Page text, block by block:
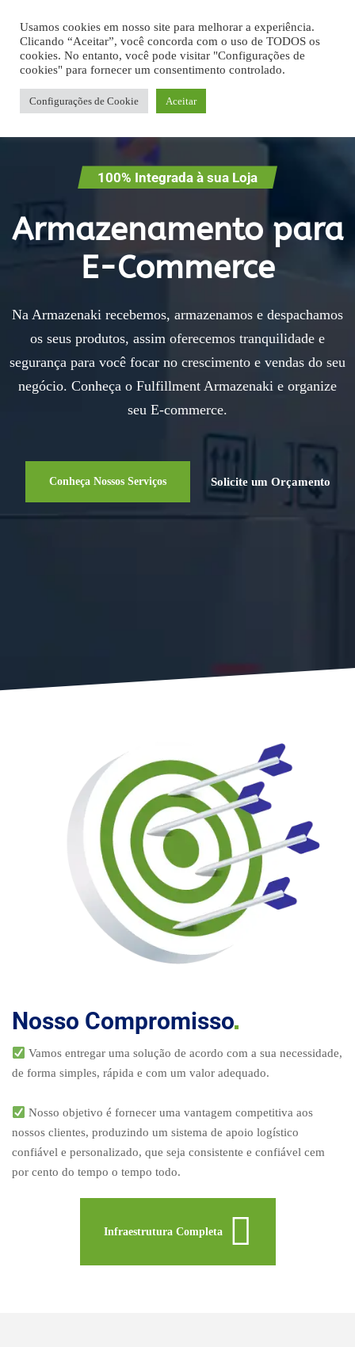
100% Integrada à sua Loja
Armazenamento para
E-Commerce
Na Armazenaki recebemos, armazenamos e despachamos
os seus produtos, assim oferecemos tranquilidade e
segurança para você focar no crescimento e vendas do seu
negócio. Conheça o Fulfillment Armazenaki e organize
seu E-commerce.
Conheça Nossos Serviços Solicite um Orçamento
Nosso Compromisso
Vamos entregar uma solução de acordo com a sua necessidade,
de forma simples, rápida e com um valor adequado.
Nosso objetivo é fornecer uma vantagem competitiva aos
nossos clientes, produzindo um sistema de apoio logístico
confiável e personalizado, que seja consistente e confiável cem
por cento do tempo o tempo todo.
Infraestrutura Completa
Usamos cookies em nosso site para melhorar a experiência.
Clicando “Aceitar”, você concorda com o uso de TODOS os
cookies. No entanto, você pode visitar "Configurações de
cookies" para fornecer um consentimento controlado.
Configurações de Cookie Aceitar